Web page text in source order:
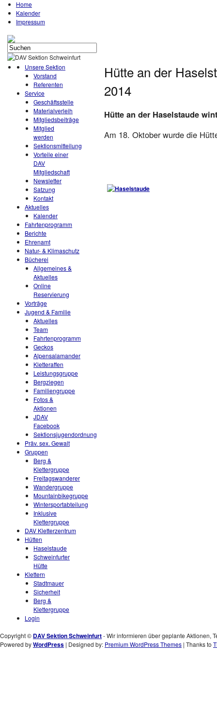
Home
Kalender
Impressum
Unsere Sektion
Vorstand
Referenten
Service
Geschäftsstelle
Materialverleih
Mitgliedsbeiträge
Mitglied
werden
Sektionsmitteilung
Vorteile einer
DAV
Mitgliedschaft
Newsletter
Satzung
Kontakt
Aktuelles
Kalender
Fahrtenprogramm
Berichte
Ehrenamt
Natur- & Klimaschutz
Bücherei
Allgemeines &
Aktuelles
Online
Reservierung
Vorträge
Jugend & Familie
Aktuelles
Team
Fahrtenprogramm
Geckos
Alpensalamander
Kletteraffen
Leistungsgruppe
Bergziegen
Familiengruppe
Fotos &
Aktionen
JDAV
Facebook
Sektionsjugendordnung
Präv. sex. Gewalt
Gruppen
Berg &
Klettergruppe
Freitagswanderer
Wandergruppe
Mountainbikegruppe
Wintersportabteilung
Inklusive
Klettergruppe
DAV Kletterzentrum
Hütten
Haselstaude
Schweinfurter
Hütte
Klettern
Stadtmauer
Sicherheit
Berg &
Klettergruppe
Login
Hütte an der
2014
Hütte an der Haselstaude
Am 18. Oktober wurde die
Copyright © DAV Sektion Schweinfurt- Wir informieren über geplante Aktionen,
Powered byWordPress | Designed by: Premium WordPress Themes | Thanks to